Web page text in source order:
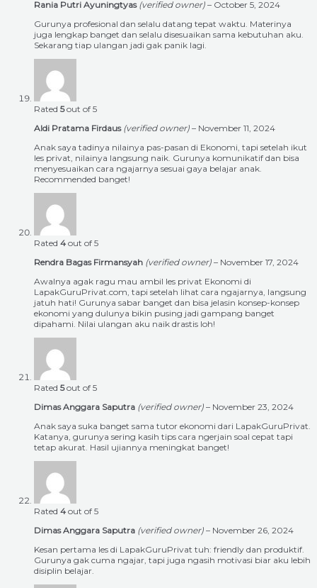
Rania Putri Ayuningtyas (verified owner) – October 5, 2024
Gurunya profesional dan selalu datang tepat waktu. Materinya
juga lengkap banget dan selalu disesuaikan sama kebutuhan aku.
Sekarang tiap ulangan jadi gak panik lagi.
Rated 5out of 5
Aldi Pratama Firdaus (verified owner) – November 11, 2024
Anak saya tadinya nilainya pas-pasan di Ekonomi, tapi setelah ikut
les privat, nilainya langsung naik. Gurunya komunikatif dan bisa
menyesuaikan cara ngajarnya sesuai gaya belajar anak.
Recommended banget!
Rated 4 out of 5
Rendra Bagas Firmansyah (verified owner) – November 17, 2024
Awalnya agak ragu mau ambil les privat Ekonomi di
LapakGuruPrivat.com, tapi setelah lihat cara ngajarnya, langsung
jatuh hati! Gurunya sabar banget dan bisa jelasin konsep-konsep
ekonomi yang dulunya bikin pusing jadi gampang banget
dipahami. Nilai ulangan aku naik drastis loh!
Rated 5out of 5
Dimas Anggara Saputra (verified owner) – November 23, 2024
Anak saya suka banget sama tutor ekonomi dari LapakGuruPrivat.
Katanya, gurunya sering kasih tips cara ngerjain soal cepat tapi
tetap akurat. Hasil ujiannya meningkat banget!
Rated 4 out of 5
Dimas Anggara Saputra (verified owner) – November 26, 2024
Kesan pertama les di LapakGuruPrivat tuh: friendly dan produktif.
Gurunya gak cuma ngajar, tapi juga ngasih motivasi biar aku lebih
disiplin belajar.